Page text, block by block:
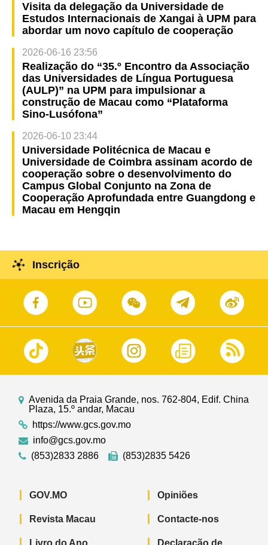
Visita da delegação da Universidade de
Estudos Internacionais de Xangai à UPM para
abordar um novo capítulo de cooperação
2026-06-16 23:56
Realização do “35.º Encontro da Associação
das Universidades de Língua Portuguesa
(AULP)” na UPM para impulsionar a
construção de Macau como “Plataforma
Sino-Lusófona”
2026-06-10 23:44
Universidade Politécnica de Macau e
Universidade de Coimbra assinam acordo de
cooperação sobre o desenvolvimento do
Campus Global Conjunto na Zona de
Cooperação Aprofundada entre Guangdong e
Macau em Hengqin
Inscrição
Avenida da Praia Grande, nos. 762-804, Edif. China
Plaza, 15.º andar, Macau
https://www.gcs.gov.mo
info@gcs.gov.mo
(853)2833 2886
(853)2835 5426
GOV.MO
Revista Macau
Opiniões
Contacte-nos